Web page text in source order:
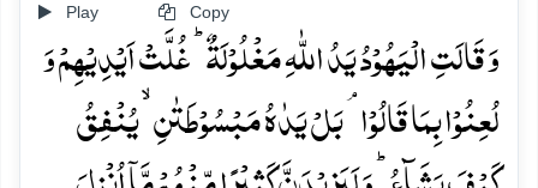
Play Copy
وَ قَالَتِ الۡیَہُوۡدُ یَدُ اللّٰہِ مَغۡلُوۡلَۃٌ ؕ غُلَّتۡ اَیۡدِیۡہِمۡ وَ
لُعِنُوۡا بِمَا قَالُوۡا ۘ بَلۡ یَدٰہُ مَبۡسُوۡطَتٰنِ ۙ یُنۡفِقُ